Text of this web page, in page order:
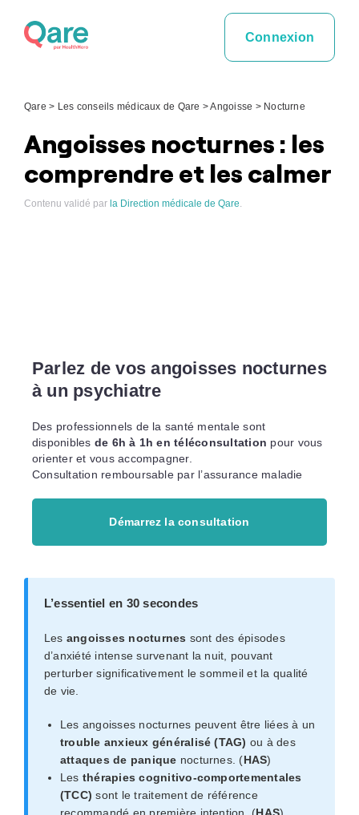
Connexion
Qare > Les conseils médicaux de Qare >Angoisse > Nocturne
Angoisses nocturnes : les
comprendre et les calmer
Contenu validé par la Direction médicale de Qare.
Parlez de vos angoisses nocturnes
à un psychiatre
Des professionnels de la santé mentale sont
disponibles de 6h à 1h en téléconsultation pour vous
orienter et vous accompagner.
Consultation remboursable par l’assurance maladie
Démarrez la consultation
L’essentiel en 30 secondes
Les angoisses nocturnes sont des épisodes
d’anxiété intense survenant la nuit, pouvant
perturber significativement le sommeil et la qualité
de vie.
Les angoisses nocturnes peuvent être liées à un
trouble anxieux généralisé (TAG) ou à des
attaques de panique nocturnes. (HAS)
Les thérapies cognitivo-comportementales
(TCC) sont le traitement de référence